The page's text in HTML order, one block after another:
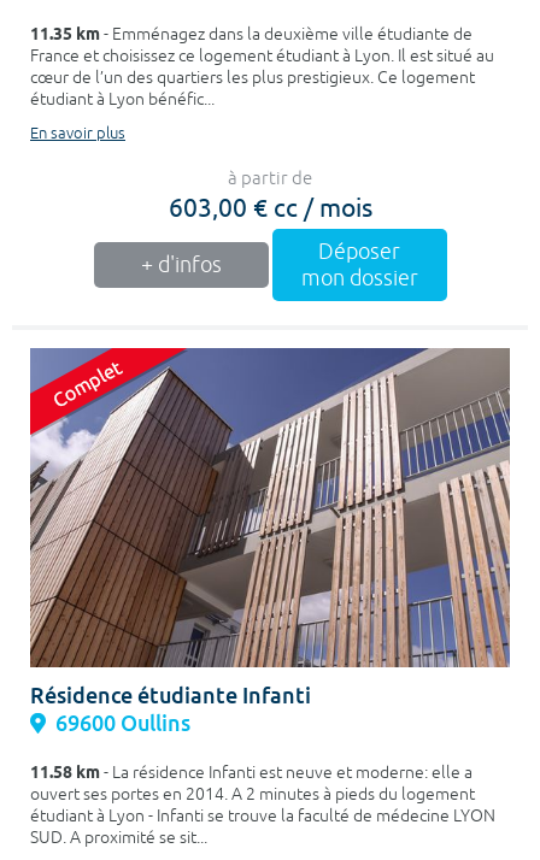
11.35 km- Emménagez dans la deuxième ville étudiante de
France et choisissez ce logement étudiant à Lyon. Il est situé au
cœur de l’un des quartiers les plus prestigieux. Ce logement
étudiant à Lyon bénéfic...
En savoir plus
à partir de
603,00 € cc / mois
+ d'infos
Déposer
mon dossier
Résidence étudiante Infanti
69600 Oullins
11.58 km- La résidence Infanti est neuve et moderne: elle a
ouvert ses portes en 2014. A 2 minutes à pieds du logement
étudiant à Lyon - Infanti se trouve la faculté de médecine LYON
SUD. A proximité se sit...